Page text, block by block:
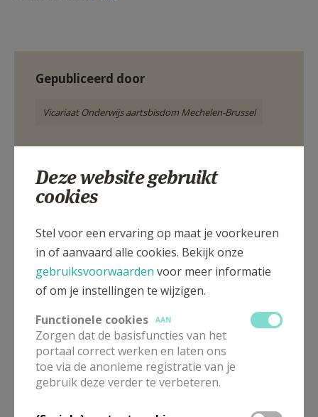
Gepubliceerd door
Vicariaat Onderwijs aartsbisdom Mechelen-Brussel
Artikel
Deel dit artikel
Deze website gebruikt
cookies
Stel voor een ervaring op maat je voorkeuren
in of aanvaard alle cookies. Bekijk onze
gebruiksvoorwaarden voor meer informatie
of om je instellingen te wijzigen.
Functionele cookies
AAN
Zorgen dat de basisfuncties van het
portaal correct werken en laten ons
toe via de anonieme registratie van je
gebruik deze verder te verbeteren.